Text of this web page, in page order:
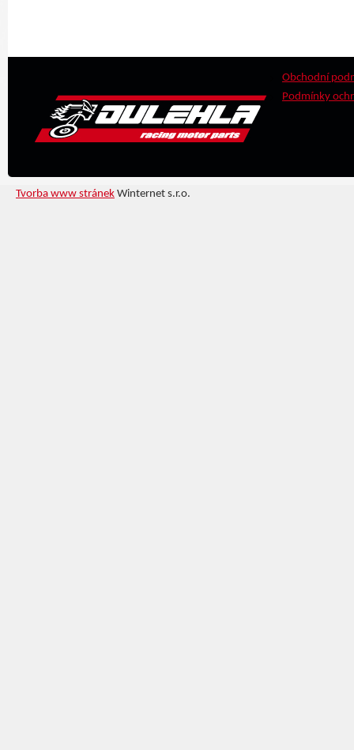
Obchodní
Podmínky
Tvorba www stránek Winternet s.r.o.